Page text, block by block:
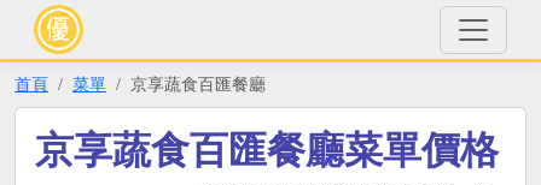
首頁 菜單 京享蔬食百匯餐廳
京享蔬食百匯餐廳菜單價格